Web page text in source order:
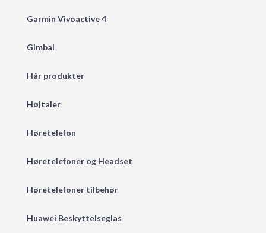
Garmin Vivoactive 4
Gimbal
Hår produkter
Højtaler
Høretelefon
Høretelefoner og Headset
Høretelefoner tilbehør
Huawei Beskyttelseglas